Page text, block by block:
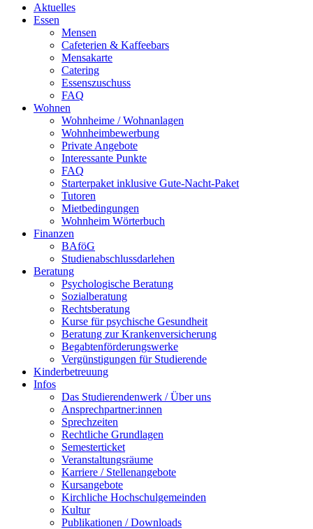
Aktuelles
Essen
Mensen
Cafeterien & Kaffeebars
Mensakarte
Catering
Essenszuschuss
FAQ
Wohnen
Wohnheime / Wohnanlagen
Wohnheimbewerbung
Private Angebote
Interessante Punkte
FAQ
Starterpaket inklusive Gute-Nacht-Paket
Tutoren
Mietbedingungen
Wohnheim Wörterbuch
Finanzen
BAföG
Studienabschlussdarlehen
Beratung
Psychologische Beratung
Sozialberatung
Rechtsberatung
Kurse für psychische Gesundheit
Beratung zur Krankenversicherung
Begabtenförderungswerke
Vergünstigungen für Studierende
Kinderbetreuung
Infos
Das Studierendenwerk / Über uns
Ansprechpartner:innen
Sprechzeiten
Rechtliche Grundlagen
Semesterticket
Veranstaltungsräume
Karriere / Stellenangebote
Kursangebote
Kirchliche Hochschulgemeinden
Kultur
Publikationen / Downloads